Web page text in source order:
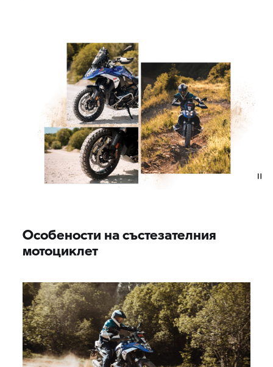
Особености на състезателния
мотоциклет